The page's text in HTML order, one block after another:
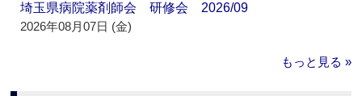
埼玉県病院薬剤師会 研修会 2026/09
2026年08月07日 (金)
もっと見る »